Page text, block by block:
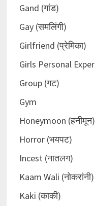
Gand (गांड)
Gay (समलिंगी)
Girlfriend (प्रेमिका)
Girls Personal
Group (गट)
Gym
Honeymoon (हनीमून)
Horror (भयपट)
Incest (नातलग)
Kaam Wali (नोकरांनी)
Kaki (काकी)